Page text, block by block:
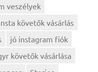
veszélyek
követők vásárlás
jó instagram fiók
követők vásárlása